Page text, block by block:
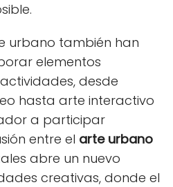
urbano también han
elementos
desde
hasta arte interactivo
a participar
entre el arte urbano
abre un nuevo
creativas, donde el